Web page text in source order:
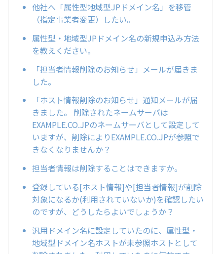
他社へ「属性型地域型JPドメイン名」を移管
（指定事業者変更）したい。
属性型・地域型JPドメイン名の新規申込み方法
を教えください。
「担当者情報削除のお知らせ」メールが届きま
した。
「ホスト情報削除のお知らせ」通知メールが届
きました。 削除されたネームサーバは
EXAMPLE.CO.JPのネームサーバとして設定して
いますが、削除によりEXAMPLE.CO.JPが参照で
きなくなりませんか？
担当者情報は削除することはできますか。
登録している[ホスト情報]や[担当者情報]が削除
対象になるか(利用されていないか)を確認したい
のですが、どうしたらよいでしょうか？
汎用ドメイン名に設定していたのに、属性型・
地域型ドメイン名ホストが未参照ホストとして